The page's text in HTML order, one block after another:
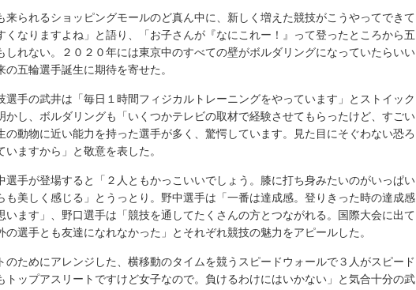
られるショッピングモールのど真ん中に、新しく増えた競技がこうやってできて
くなりますよね」と語り、「お子さんが『なにこれー！』って登ったところから五
しれない。２０２０年には東京中のすべての壁がボルダリングになっていたらいい
の五輪選手誕生に期待を寄せた。
手の武井は「毎日１時間フィジカルトレーニングをやっています」とストイック
かし、ボルダリングも「いくつかテレビの取材で経験させてもらったけど、すごい
の動物に近い能力を持った選手が多く、驚愕しています。見た目にそぐわない恐ろ
いますから」と敬意を表した。
手が登場すると「２人ともかっこいいでしょう。膝に打ち身みたいのがいっぱい
も美しく感じる」とうっとり。野中選手は「一番は達成感。登りきった時の達成感
います」、野口選手は「競技を通してたくさんの方とつながれる。国際大会に出て
の選手とも友達になれなかった」とそれぞれ競技の魅力をアピールした。
ためにアレンジした、横移動のタイムを競うスピードウォールで３人がスピード
トップアスリートですけど女子なので。負けるわけにはいかない」と気合十分の武